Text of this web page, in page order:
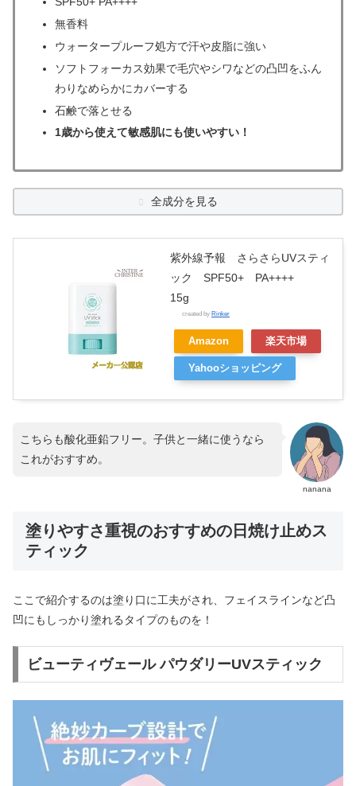
無香料
ウォータープルーフ処方で汗や皮脂に強い
ソフトフォーカス効果で毛穴やシワなどの凸凹をふん
わりなめらかにカバーする
石鹸で落とせる
1歳から使えて敏感肌にも使いやすい！
全成分を見る
紫外線予報 さらさらUVスティ
ック SPF50+ PA++++
15g
created by Rinker
Amazon 楽天市場
Yahooショッピング
nanana
こちらも酸化亜鉛フリー。子供と一緒に使うなら
これがおすすめ。
塗りやすさ重視のおすすめの日焼け止めス
ティック
ここで紹介するのは塗り口に工夫がされ、フェイスラインなど凸
凹にもしっかり塗れるタイプのものを！
ビューティヴェール パウダリーUVスティック